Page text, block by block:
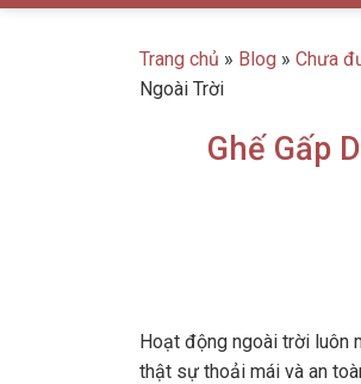
Trang chủ » Blog » Chưa
Ngoài Trời
Ghế Gấp
Hoạt động ngoài trời luôn
thật sự thoải mái và an